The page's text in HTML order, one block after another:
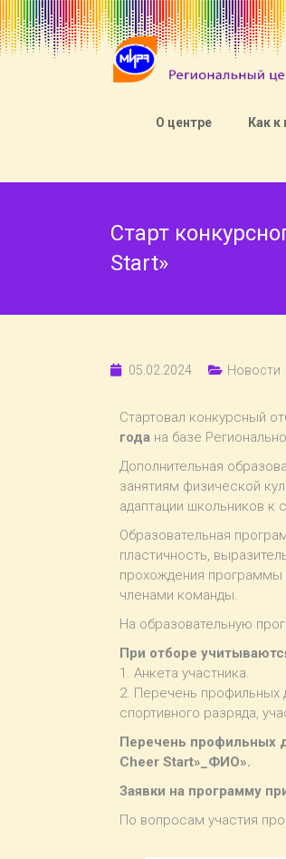
О центре Как к
Старт
Start»
05.02.2024 Новости
Стартовал конкурсный
года на базе
Дополнительная
занятиям физической
адаптации школьников
Образовательная
пластичность,
прохождения программы
членами команды.
На образовательную
При отборе
1. Анкета участника.
2. Перечень профильных
спортивного разряда,
Перечень профильных
Cheer Start»_ФИО».
Заявки на программу
По вопросам участия